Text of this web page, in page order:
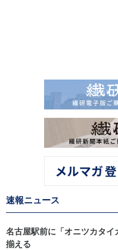
速報ニュース
名古屋駅前に「オニツカタ
揃える